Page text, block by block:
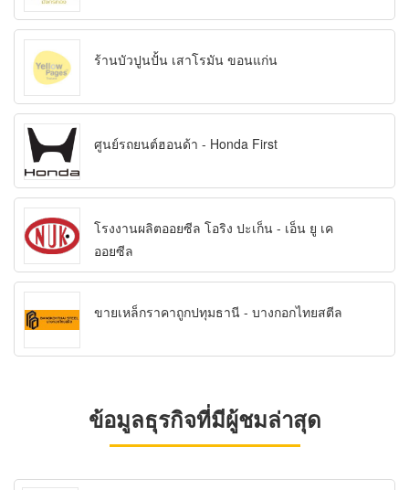
ร้านบัวปูนปั้น เสาโรมัน ขอนแก่น
ศูนย์รถยนต์ฮอนด้า - Honda First
โรงงานผลิตออยซีล โอริง ปะเก็น - เอ็น ยู เค
ออยซีล
ขายเหล็กราคาถูกปทุมธานี - บางกอกไทยสตีล
ข้อมูลธุรกิจที่มีผู้ชมล่าสุด